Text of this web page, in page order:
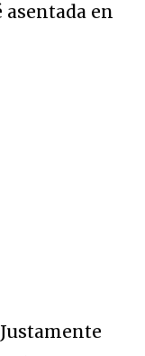
asentada en
Justamente